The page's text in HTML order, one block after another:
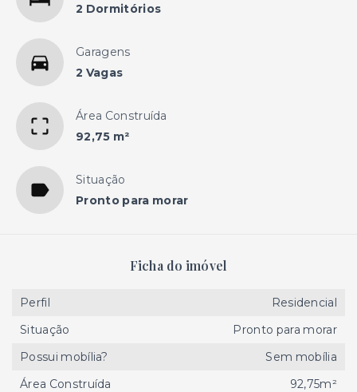
2 Dormitórios
Garagens
2 Vagas
Área Construída
92,75 m²
Situação
Pronto para morar
Ficha do imóvel
Perfil
Residencial
Situação
Pronto para morar
Possui mobília?
Sem mobília
Área Construída
92,75m²